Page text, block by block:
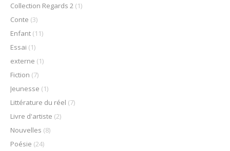
Collection Regards 2 (1)
Conte (3)
Enfant (11)
Essai (1)
externe (1)
Fiction (7)
Jeunesse (1)
Littérature du réel (7)
Livre d'artiste (2)
Nouvelles (8)
Poésie (24)